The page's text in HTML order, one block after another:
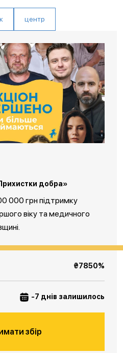
центр
добра»
000 грн підтримку
віку та медичного
₴7850%
-7 днів залишилось
збір